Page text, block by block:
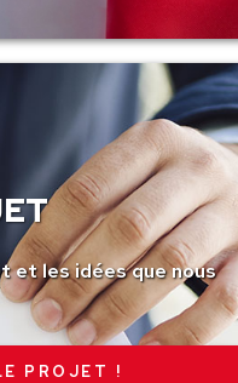
et les idées que nous
PROJET !